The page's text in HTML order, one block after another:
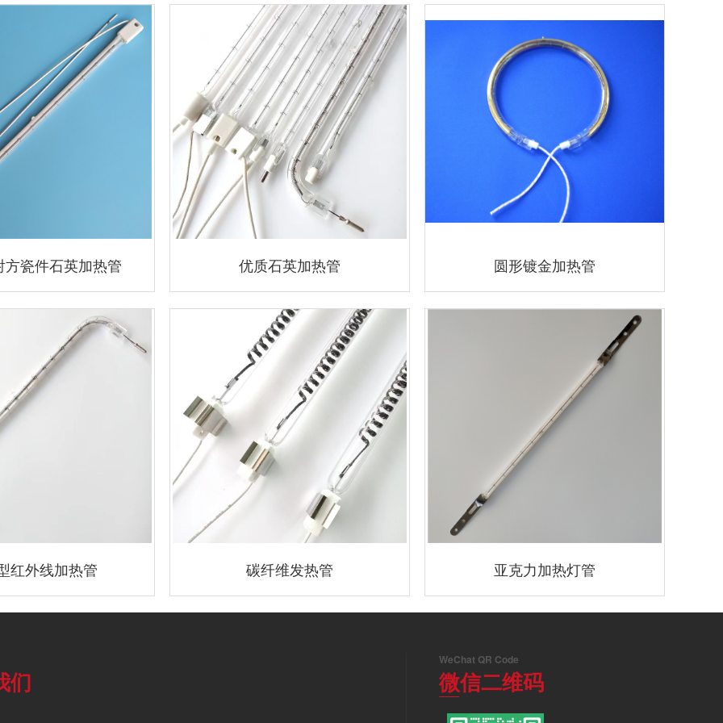
方瓷件石英加热管 优质石英加热管 圆形镀金加热管
红外线加热管 碳纤维发热管 亚克力加热灯管
们
WeChat QR Code
微信二维码